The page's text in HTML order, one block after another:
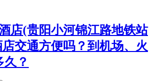
店(贵阳小河锦江路地铁站
店交通方便吗？到机场、火
久？